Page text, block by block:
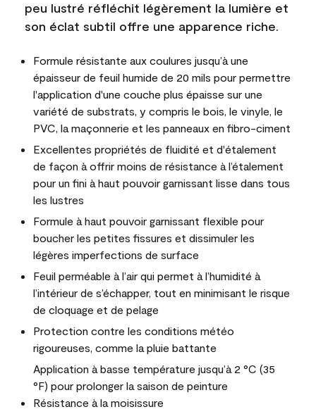
peu lustré réfléchit légèrement la lumière et
son éclat subtil offre une apparence riche.
Formule résistante aux coulures jusqu’à une
épaisseur de feuil humide de 20 mils pour permettre
l'application d'une couche plus épaisse sur une
variété de substrats, y compris le bois, le vinyle, le
PVC, la maçonnerie et les panneaux en fibro-ciment
Excellentes propriétés de fluidité et d'étalement
de façon à offrir moins de résistance à l’étalement
pour un fini à haut pouvoir garnissant lisse dans tous
les lustres
Formule à haut pouvoir garnissant flexible pour
boucher les petites fissures et dissimuler les
légères imperfections de surface
Feuil perméable à l’air qui permet à l’humidité à
l’intérieur de s’échapper, tout en minimisant le risque
de cloquage et de pelage
Protection contre les conditions météo
rigoureuses, comme la pluie battante
Application à basse température jusqu’à 2 °C (35
°F) pour prolonger la saison de peinture
Résistance à la moisissure